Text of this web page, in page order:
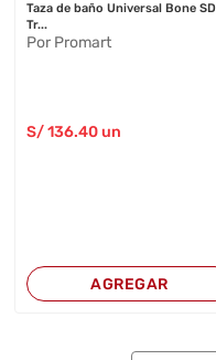
Taza de baño Universal Bone
Tr...
Por Promart
S/136.40 un
AGREGAR